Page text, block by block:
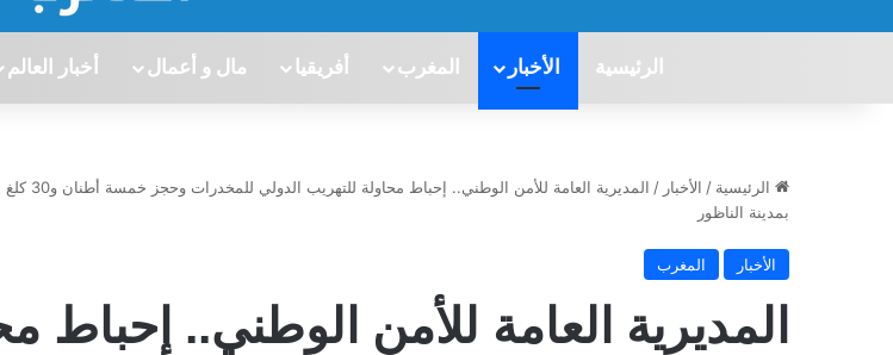
الرئيسية الأخبار المغرب أفريقيا مال و أعمال أخبار العالم
الرئيسية / الأخبار /
المديرية العامة
بمدينة الناظور
الأخبار المغرب
المديرية العامة للأمن الوطني.. إحباط